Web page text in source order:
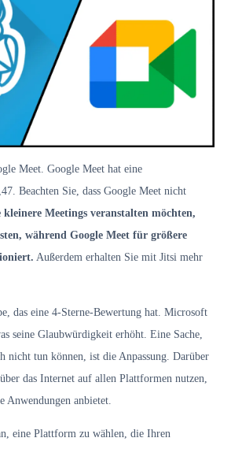
Meet. Google Meet hat eine
Beachten Sie, dass Google Meet nicht
kleinere Meetings veranstalten möchten,
während Google Meet für größere
Außerdem erhalten Sie mit Jitsi mehr
das eine 4-Sterne-Bewertung hat. Microsoft
seine Glaubwürdigkeit erhöht. Eine Sache,
nicht tun können, ist die Anpassung. Darüber
das Internet auf allen Plattformen nutzen,
Anwendungen anbietet.
eine Plattform zu wählen, die Ihren